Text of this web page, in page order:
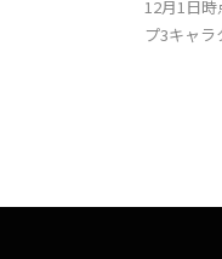
12月1日
プ3キャラ